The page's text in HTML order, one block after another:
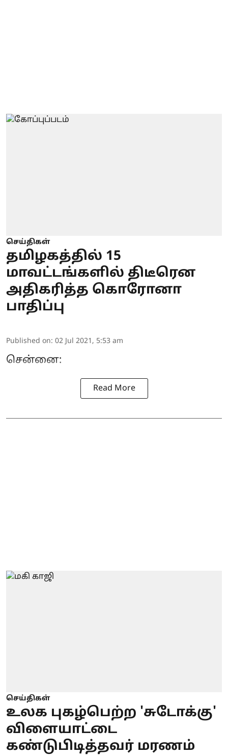
செய்திகள்
தமிழகத்தில் 15
மாவட்டங்களில் திடீரென
அதிகரித்த கொரோனா
பாதிப்பு
Published on: 02 Jul 2021, 5:53 am
சென்னை:
Read More
செய்திகள்
உலக புகழ்பெற்ற 'சுடோக்கு'
விளையாட்டை
கண்டுபிடித்தவர் மரணம்